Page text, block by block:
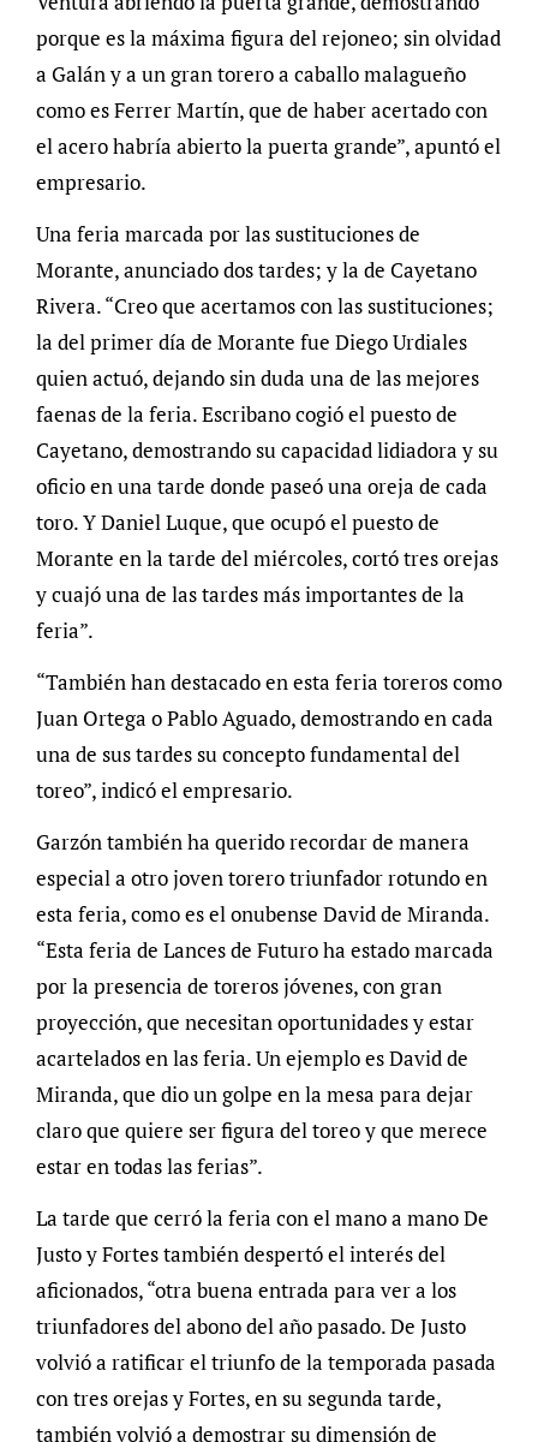
porque es la máxima figura del rejoneo; sin olvidad
a Galán y a un gran torero a caballo malagueño
como es Ferrer Martín, que de haber acertado con
el acero habría abierto la puerta grande”, apuntó el
empresario.
Una feria marcada por las sustituciones de
Morante, anunciado dos tardes; y la de Cayetano
Rivera. “Creo que acertamos con las sustituciones;
la del primer día de Morante fue Diego Urdiales
quien actuó, dejando sin duda una de las mejores
faenas de la feria. Escribano cogió el puesto de
Cayetano, demostrando su capacidad lidiadora y su
oficio en una tarde donde paseó una oreja de cada
toro. Y Daniel Luque, que ocupó el puesto de
Morante en la tarde del miércoles, cortó tres orejas
y cuajó una de las tardes más importantes de la
feria”.
“También han destacado en esta feria toreros como
Juan Ortega o Pablo Aguado, demostrando en cada
una de sus tardes su concepto fundamental del
toreo”, indicó el empresario.
Garzón también ha querido recordar de manera
especial a otro joven torero triunfador rotundo en
esta feria, como es el onubense David de Miranda.
“Esta feria de Lances de Futuro ha estado marcada
por la presencia de toreros jóvenes, con gran
proyección, que necesitan oportunidades y estar
acartelados en las feria. Un ejemplo es David de
Miranda, que dio un golpe en la mesa para dejar
claro que quiere ser figura del toreo y que merece
estar en todas las ferias”.
La tarde que cerró la feria con el mano a mano De
Justo y Fortes también despertó el interés del
aficionados, “otra buena entrada para ver a los
triunfadores del abono del año pasado. De Justo
volvió a ratificar el triunfo de la temporada pasada
con tres orejas y Fortes, en su segunda tarde,
también volvió a demostrar su dimensión de